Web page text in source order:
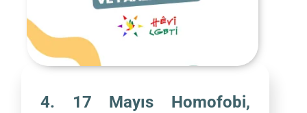
4. 17 Mayıs Homofobi,